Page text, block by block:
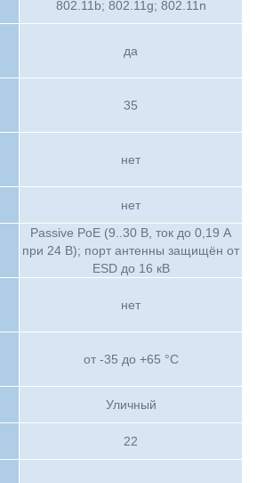
802.11b; 802.11g; 802.11n
да
35
нет
нет
Passive PoE (9..30 В, ток до 0,19 А
при 24 В); порт антенны защищён от
ESD до 16 кВ
нет
от -35 до +65 °C
Уличный
22